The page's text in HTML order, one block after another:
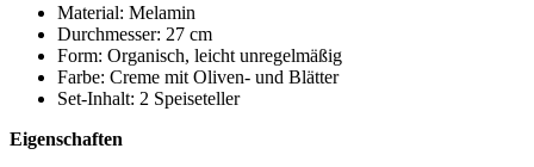
Material: Melamin
Durchmesser: 27 cm
Form: Organisch, leicht unregelmäßig
Farbe: Creme mit Oliven- und Blätter
Set-Inhalt: 2 Speiseteller
Eigenschaften